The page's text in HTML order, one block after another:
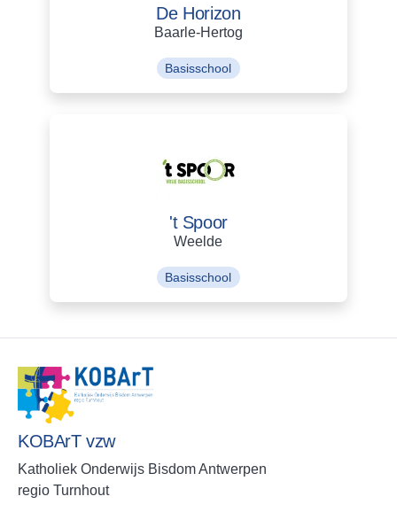
De Horizon
Baarle-Hertog
Basisschool
't Spoor
Weelde
Basisschool
KOBArT vzw
Katholiek Onderwijs Bisdom Antwerpen
regio Turnhout